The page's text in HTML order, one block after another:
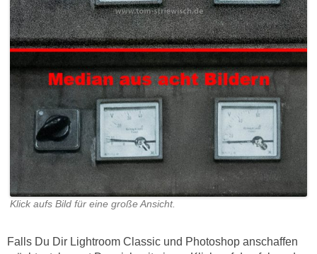
Klick aufs Bild für eine große Ansicht.
Falls Du Dir Lightroom Classic und Photoshop anschaffen